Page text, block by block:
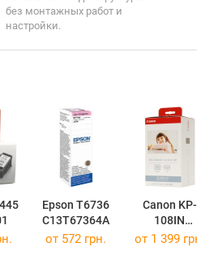
без монтажных работ и
настройки.
Epson T6736
C13T67364A
Canon KP-
108IN
3115B001
от 572 грн. от 1 399